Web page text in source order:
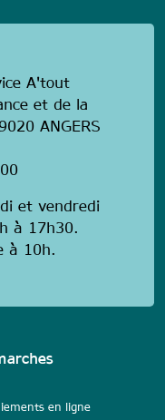
A'tout
et de la
ANGERS
et vendredi
à 17h30.
à 10h.
en ligne